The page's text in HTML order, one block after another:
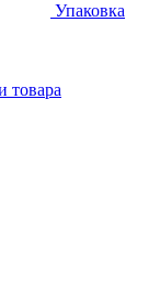
Упаковка
товара